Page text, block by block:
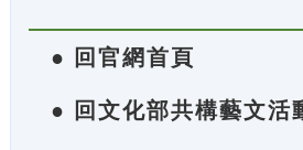
● 回官網首頁
● 回文化部共構藝文活